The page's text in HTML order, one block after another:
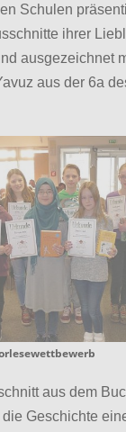
Schulen
ihrer
ausgezeichnet
aus der 6a
aus dem
die Geschichte